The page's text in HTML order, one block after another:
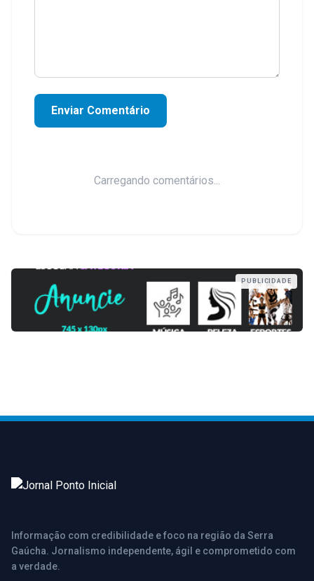
Enviar Comentário
Carregando comentários...
PUBLICIDADE
Informação com credibilidade e foco na região da Serra
Gaúcha. Jornalismo independente, ágil e comprometido com
a verdade.